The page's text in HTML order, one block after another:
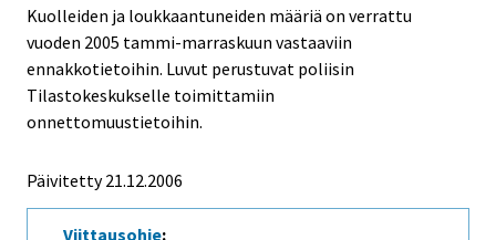
Kuolleiden ja loukkaantuneiden määriä on verrattu
vuoden 2005 tammi-marraskuun vastaaviin
ennakkotietoihin. Luvut perustuvat poliisin
Tilastokeskukselle toimittamiin
onnettomuustietoihin.
Päivitetty21.12.2006
Viittausohje: